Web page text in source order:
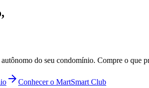
do seu condomínio. Compre o que
Conhecer o MartSmart Club